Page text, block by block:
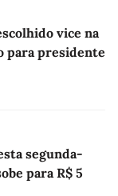
vice na
para presidente
segunda-
para R$ 5